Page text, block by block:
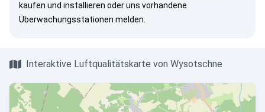
kaufen und installieren oder uns vorhandene
Überwachungsstationen melden.
Interaktive Luftqualitätskarte von Wysotschne